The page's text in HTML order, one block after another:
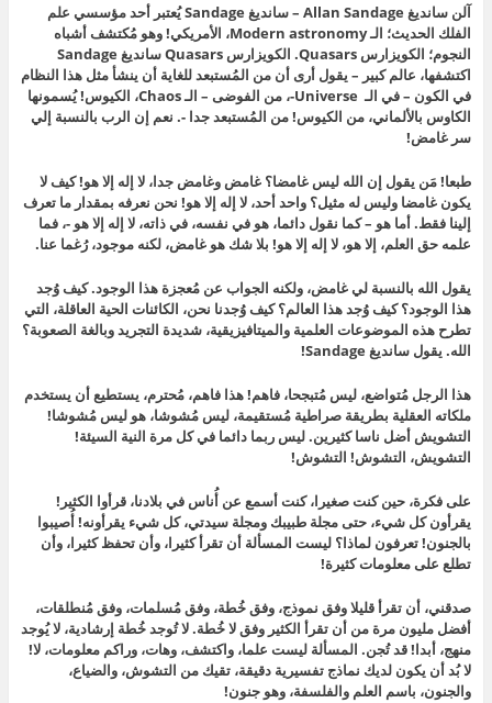
آلن سانديغ Allan Sandage – سانديغ Sandage يُعتبر أحد مؤسسي علم
الفلك الحديث؛ الـ Modern astronomy، الأمريكي! وهو مُكتشف أشباه
النجوم؛ الكويزارس Quasars. الكويزارس Quasars سانديغ Sandage
اكتشفها، عالم كبير – يقول أرى أن من المُستبعد للغاية أن ينشأ مثل هذا النظام
في الكون – في الـ Universe-، من الفوضى – الـ Chaos، الكيوس! يُسمونها
الكاوس بالألماني، من الكيوس! من المُستبعد جدا -. نعم إن الرب بالنسبة إلي
سر غامض!
طبعا! مَن يقول إن الله ليس غامضا؟ غامض وغامض جدا، لا إله إلا هو! كيف لا
يكون غامضا وليس له مثيل؟ واحد أحد، لا إله إلا هو! نحن نعرفه بمقدار ما تعرف
إلينا فقط. أما هو – كما نقول دائما، هو في نفسه، في ذاته، لا إله إلا هو -، فما
علمه حق العلم، إلا هو، لا إله إلا هو! بلا شك هو غامض، لكنه موجود، رُغما عنا.
يقول الله بالنسبة لي غامض، ولكنه الجواب عن مُعجزة هذا الوجود. كيف وُجد
هذا الوجود؟ كيف وُجد هذا العالم؟ كيف وُجدنا نحن، الكائنات الحية العاقلة، التي
تطرح هذه الموضوعات العلمية والميتافيزيقية، شديدة التجريد وبالغة الصعوبة؟
الله. يقول سانديغ Sandage!
هذا الرجل مُتواضع، ليس مُتبجحا، فاهم! هذا فاهم، مُحترم، يستطيع أن يستخدم
ملكاته العقلية بطريقة صراطية مُستقيمة، ليس مُشوشا، هو ليس مُشوشا!
التشويش أضل ناسا كثيرين. ليس ربما دائما في كل مرة النية السيئة!
التشويش، التشوش! التشوش!
على فكرة، حين كنت صغيرا، كنت أسمع عن أُناس في بلادنا، قرأوا الكثير!
يقرأون كل شيء، حتى مجلة طبيبك ومجلة سيدتي، كل شيء يقرأونه! أُصيبوا
بالجنون! تعرفون لماذا؟ ليست المسألة أن تقرأ كثيرا، وأن تحفظ كثيرا، وأن
تطلع على معلومات كثيرة!
صدقني، أن تقرأ قليلا وفق نموذج، وفق خُطة، وفق مُسلمات، وفق مُنطلقات،
أفضل مليون مرة من أن تقرأ الكثير وفق لا خُطة. لا تُوجد خُطة إرشادية، لا يُوجد
منهج، أبدا! قد تُجن. المسألة ليست علما، واكتشف، وهات، وراكم معلومات، لا!
لا بُد أن يكون لديك نماذج تفسيرية دقيقة، تقيك من التشوش، والضياع،
والجنون، باسم العلم والفلسفة، وهو جنون!